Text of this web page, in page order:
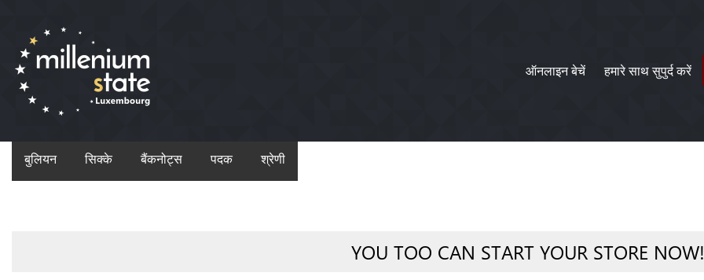
ऑनलाइन बेचें हमारे साथ सुपुर्द करें
बुलियन सिक्के बैंकनोट्स पदक श्रेणी
YOU TOO CAN START YOUR STORE NOW!